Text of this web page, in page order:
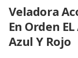
Veladora
En Orden
Azul Y Rojo